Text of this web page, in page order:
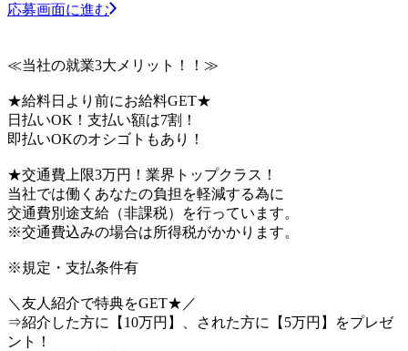
応募画面に進む
≪当社の就業3大メリット！！≫
★給料日より前にお給料GET★
日払いOK！支払い額は7割！
即払いOKのオシゴトもあり！
★交通費上限3万円！業界トップクラス！
当社では働くあなたの負担を軽減する為に
交通費別途支給（非課税）を行っています。
※交通費込みの場合は所得税がかかります。
※規定・支払条件有
＼友人紹介で特典をGET★／
⇒紹介した方に【10万円】、された方に【5万円】をプレゼ
ント！